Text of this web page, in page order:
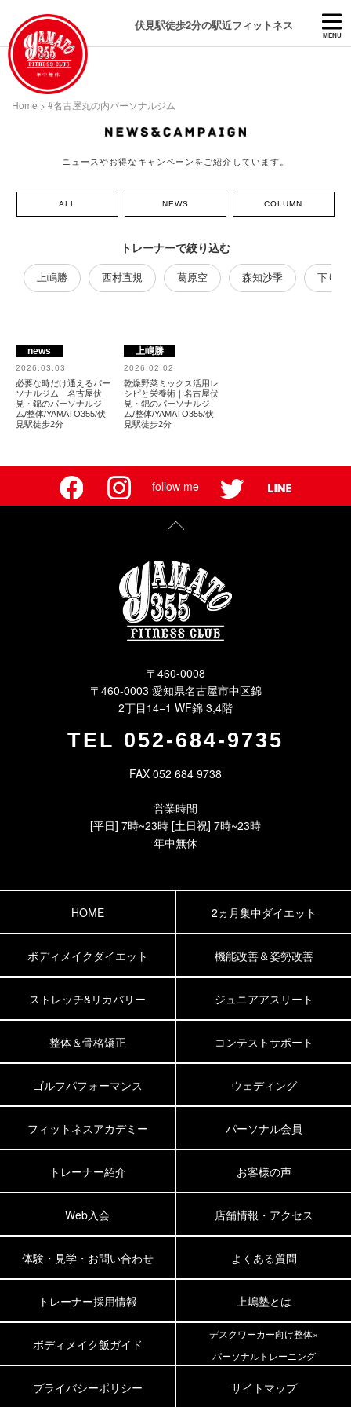
伏見駅徒歩2分の駅近フィットネス
MENU
Home > #名古屋丸の内パーソナルジム
ニュースやお得なキャンペーンをご紹介しています。
ALL NEWS COLUMN
トレーナーで絞り込む
上嶋勝 西村直規 葛原空 森知沙季 下り
news
2026.03.03
必要な時だけ通えるパー
ソナルジム｜名古屋伏
見・錦のパーソナルジ
ム/整体/YAMATO355/伏
見駅徒歩2分
上嶋勝
2026.02.02
乾燥野菜ミックス活用レ
シピと栄養術｜名古屋伏
見・錦のパーソナルジ
ム/整体/YAMATO355/伏
見駅徒歩2分
follow me
〒460-0008
〒460-0003 愛知県名古屋市中区錦
2丁目14−1 WF錦 3,4階
TEL 052-684-9735
FAX 052 684 9738
営業時間
[平日] 7時~23時 [土日祝] 7時~23時
年中無休
HOME 2ヵ月集中ダイエット
ボディメイクダイエット 機能改善＆姿勢改善
ストレッチ&リカバリー ジュニアアスリート
整体＆骨格矯正 コンテストサポート
ゴルフパフォーマンス ウェディング
フィットネスアカデミー パーソナル会員
トレーナー紹介 お客様の声
Web入会 店舗情報・アクセス
体験・見学・お問い合わせ よくある質問
トレーナー採用情報 上嶋塾とは
ボディメイク飯ガイド
デスクワーカー向け整体×
パーソナルトレーニング
プライバシーポリシー サイトマップ